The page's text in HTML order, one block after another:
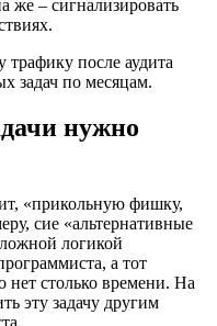
же – сигнализировать
после аудита
задач по месяцам.
нужно
«прикольную фишку,
сие «альтернативные
логикой
а тот
нет столько времени. На
эту задачу другим